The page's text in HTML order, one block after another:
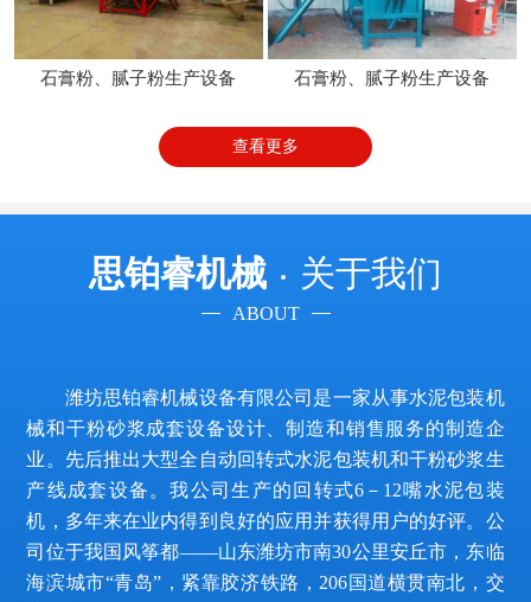
石膏粉、腻子粉生产设备 石膏粉、腻子粉生产设备
查看更多
思铂睿机械 关于我们
ABOUT
潍坊思铂睿机械设备有限公司是一家从事水泥包装机
械和干粉砂浆成套设备设计、制造和销售服务的制造企
业。先后推出大型全自动回转式水泥包装机和干粉砂浆生
产线成套设备。我公司生产的回转式6－12嘴水泥包装
机，多年来在业内得到良好的应用并获得用户的好评。公
司位于我国风筝都——山东潍坊市南30公里安丘市，东临
海滨城市“青岛”，紧靠胶济铁路，206国道横贯南北，交